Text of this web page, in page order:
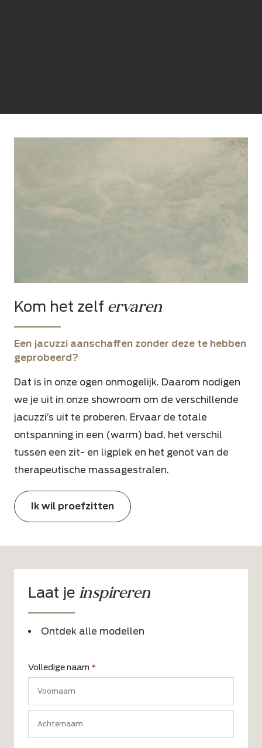
Kom het zelf ervaren
Een jacuzzi aanschaffen zonder deze te hebben
geprobeerd?
Dat is in onze ogen onmogelijk. Daarom nodigen
we je uit in onze showroom om de verschillende
jacuzzi’s uit te proberen. Ervaar de totale
ontspanning in een (warm) bad, het verschil
tussen een zit- en ligplek en het genot van de
therapeutische massagestralen.
Ik wil proefzitten
Laat je inspireren
Ontdek alle modellen
Volledige naam *
Voornaam